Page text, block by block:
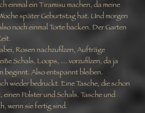
einmal ein Tiramisu machen, da meine
später Geburtstag hat. Und morgen
noch einmal Torte backen. Der Garten
Rosen nachzufilzen, Aufträge
Schals, Loops, … vorzufilzen, da ja
beginnt. Also entspannt bleiben.
wieder bedruckt. Eine Tasche, die schon
Polster und Schals. Tasche und
wenn sie fertig sind.